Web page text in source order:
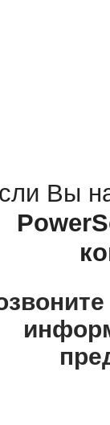
Вы